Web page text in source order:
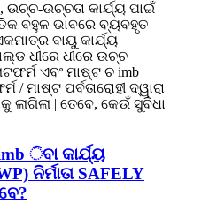
ଉଚ୍ଚ-ଉଚ୍ଚତା କାର୍ଯ୍ୟ ପାଇଁ
ବହୁଳ ଭାବରେ ବ୍ୟବହୃତ
ବାୟୁ କାର୍ଯ୍ୟ
ଧୀରେ ଧୀରେ ଉଚ୍ଚ
ଏବଂ ମାଷ୍ଟ ଚ imb
/ ମାଷ୍ଟ ପର୍ବତାରୋହୀ ଦ୍ୱାରା
ଲାଗିଲା | ତେବେ, କେଉଁ ସୁବିଧା
ିବା କାର୍ଯ୍ୟ
ନିର୍ମାତା SAFELY